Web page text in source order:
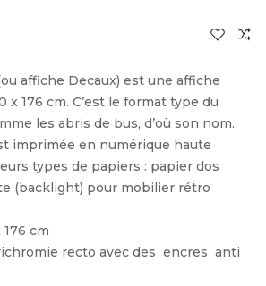
affiche Decaux) est une affiche
x 176 cm. C’est le format type du
les abris de bus, d’où son nom.
imprimée en numérique haute
types de papiers : papier dos
(backlight) pour mobilier rétro
176 cm
recto avec des encres anti